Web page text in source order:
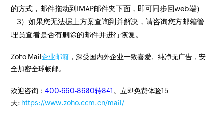
的方式，邮件拖动到IMAP邮件夹下面，即可同步回web端）
3）如果您无法据上方案查询到并解决，请咨询您方邮箱管
理员查看是否有删除的邮件并进行恢复。
Zoho Mail企业邮箱 ，深受国内外企业一致喜爱。纯净无广告，安
全加密全球畅邮。
欢迎咨询：400-660-8680转841 。立即免费体验15
天: https://www.zoho.com.cn/mail/